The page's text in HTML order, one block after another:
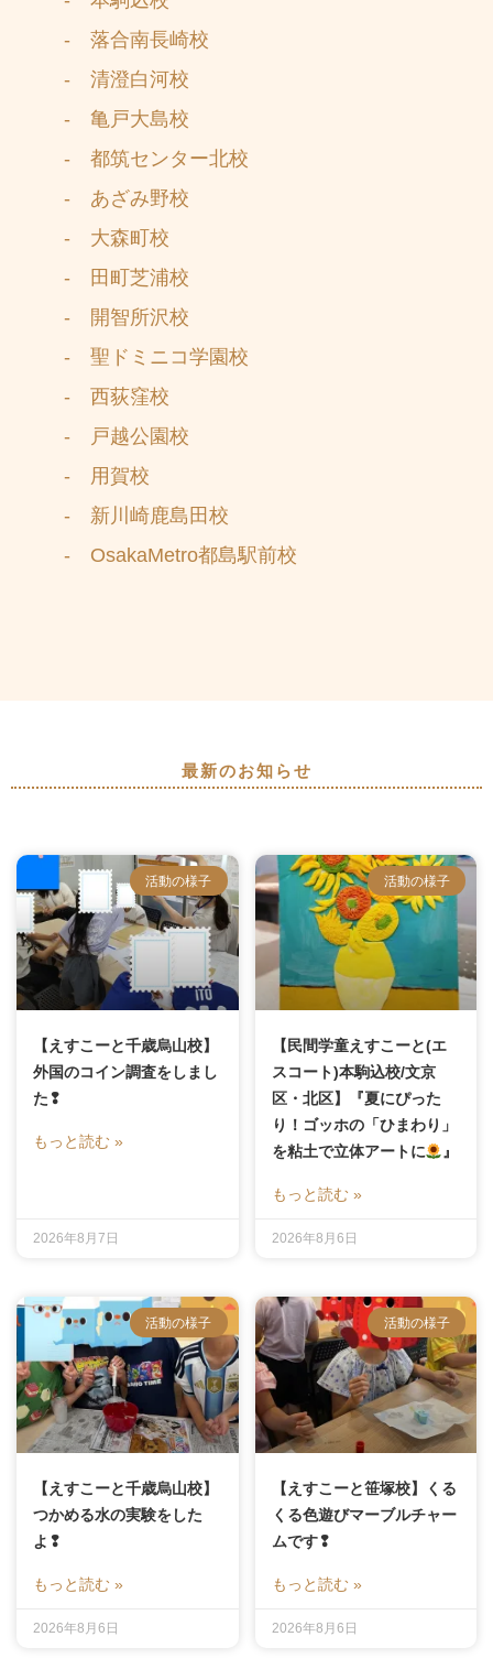
- 落合南長崎校
- 清澄白河校
- 亀戸大島校
- 都筑センター北校
- あざみ野校
- 大森町校
- 田町芝浦校
- 開智所沢校
- 聖ドミニコ学園校
- 西荻窪校
- 戸越公園校
- 用賀校
- 新川崎鹿島田校
- OsakaMetro都島駅前校
最新のお知らせ
活動の様子
【えすこーと千歳烏山校】
外国のコイン調査をしまし
た❢
もっと読む »
2026年8月7日
活動の様子
【民間学童えすこーと(エ
スコート)本駒込校/文京
区・北区】『夏にぴった
り！ゴッホの「ひまわり」
を粘土で立体アートに
』
もっと読む »
2026年8月6日
活動の様子
【えすこーと千歳烏山校】
つかめる水の実験をした
よ❢
もっと読む »
2026年8月6日
活動の様子
【えすこーと笹塚校】くる
くる色遊びマーブルチャー
ムです❢
もっと読む »
2026年8月6日